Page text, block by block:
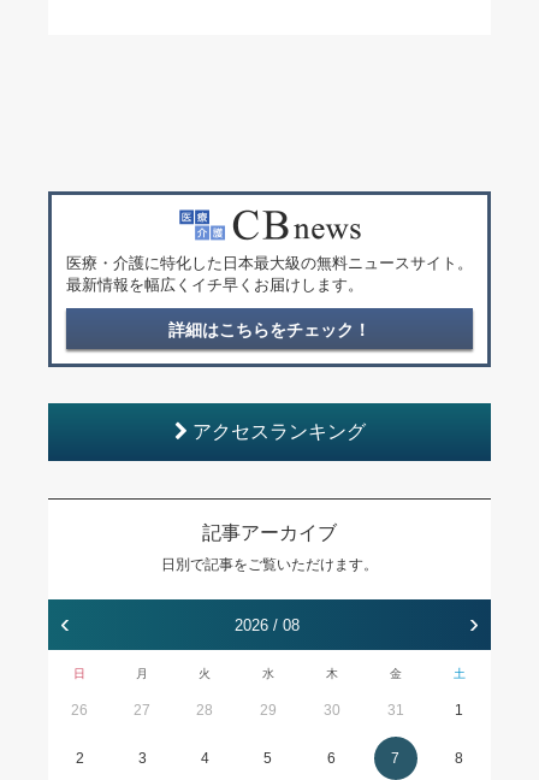
医療・介護に特化した日本最大級の無料ニュースサイト。
最新情報を幅広くイチ早くお届けします。
詳細はこちらをチェック！
アクセスランキング
記事アーカイブ
日別で記事をご覧いただけます。
‹ 2026 / 08 ›
日 月 火 水 木 金 土
26 27 28 29 30 31 1
2 3 4 5 6 7 8